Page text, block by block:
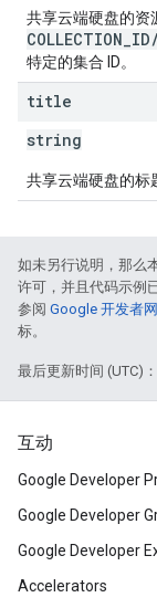
共享云端硬盘的资
特定的集合 ID。
title
string
共享云端硬盘的标
如未另行说明，那么
许可，并且代码示例
参阅 Google 开发者
标。
最后更新时间 (UTC)：
互动
Google Developer
Google Developer
Google Developer
Accelerators